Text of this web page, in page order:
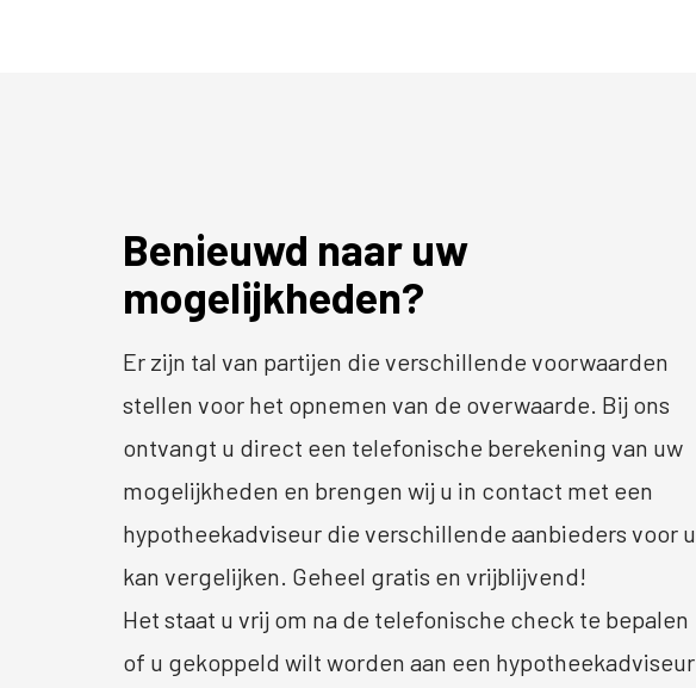
Benieuwd naar uw
mogelijkheden?
Er zijn tal van partijen die verschillende voorwaarden
stellen voor het opnemen van de overwaarde. Bij ons
ontvangt u direct een telefonische berekening van uw
mogelijkheden en brengen wij u in contact met een
hypotheekadviseur die verschillende aanbieders voor u
kan vergelijken. Geheel gratis en vrijblijvend!
Het staat u vrij om na de telefonische check te bepalen
of u gekoppeld wilt worden aan een hypotheekadviseur